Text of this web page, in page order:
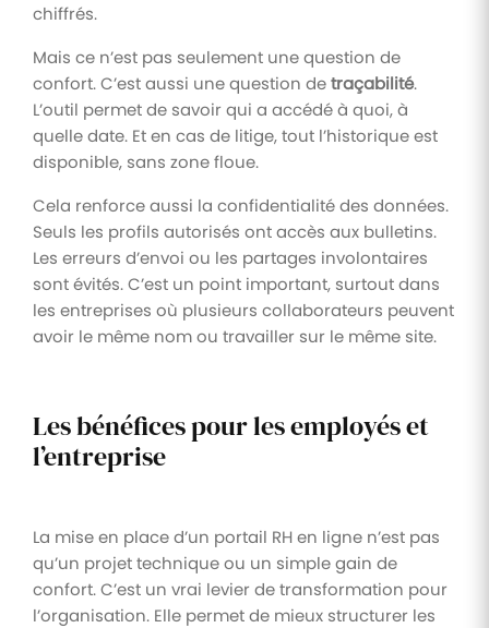
chiffrés.
Mais ce n’est pas seulement une question de
confort. C’est aussi une question detraçabilité.
L’outil permet de savoir qui a accédé à quoi, à
quelle date. Et en cas de litige, tout l’historique est
disponible, sans zone floue.
Cela renforce aussi la confidentialité des données.
Seuls les profils autorisés ont accès aux bulletins.
Les erreurs d’envoi ou les partages involontaires
sont évités. C’est un point important, surtout dans
les entreprises où plusieurs collaborateurs peuvent
avoir le même nom ou travailler sur le même site.
Les bénéfices pour les employés et
l’entreprise
La mise en place d’un portail RH en ligne n’est pas
qu’un projet technique ou un simple gain de
confort. C’est un vrai levier de transformation pour
l’organisation. Elle permet de mieux structurer les